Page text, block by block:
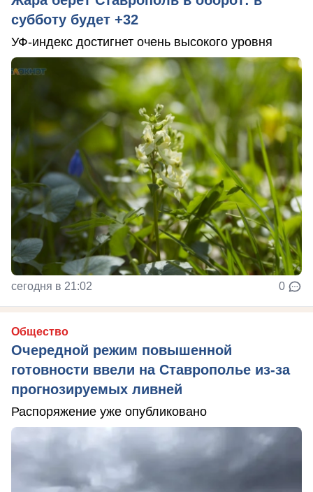
субботу будет +32
УФ-индекс достигнет очень высокого уровня
сегодня в 21:02 0
Общество
Очередной режим повышенной
готовности ввели на Ставрополье из-за
прогнозируемых ливней
Распоряжение уже опубликовано